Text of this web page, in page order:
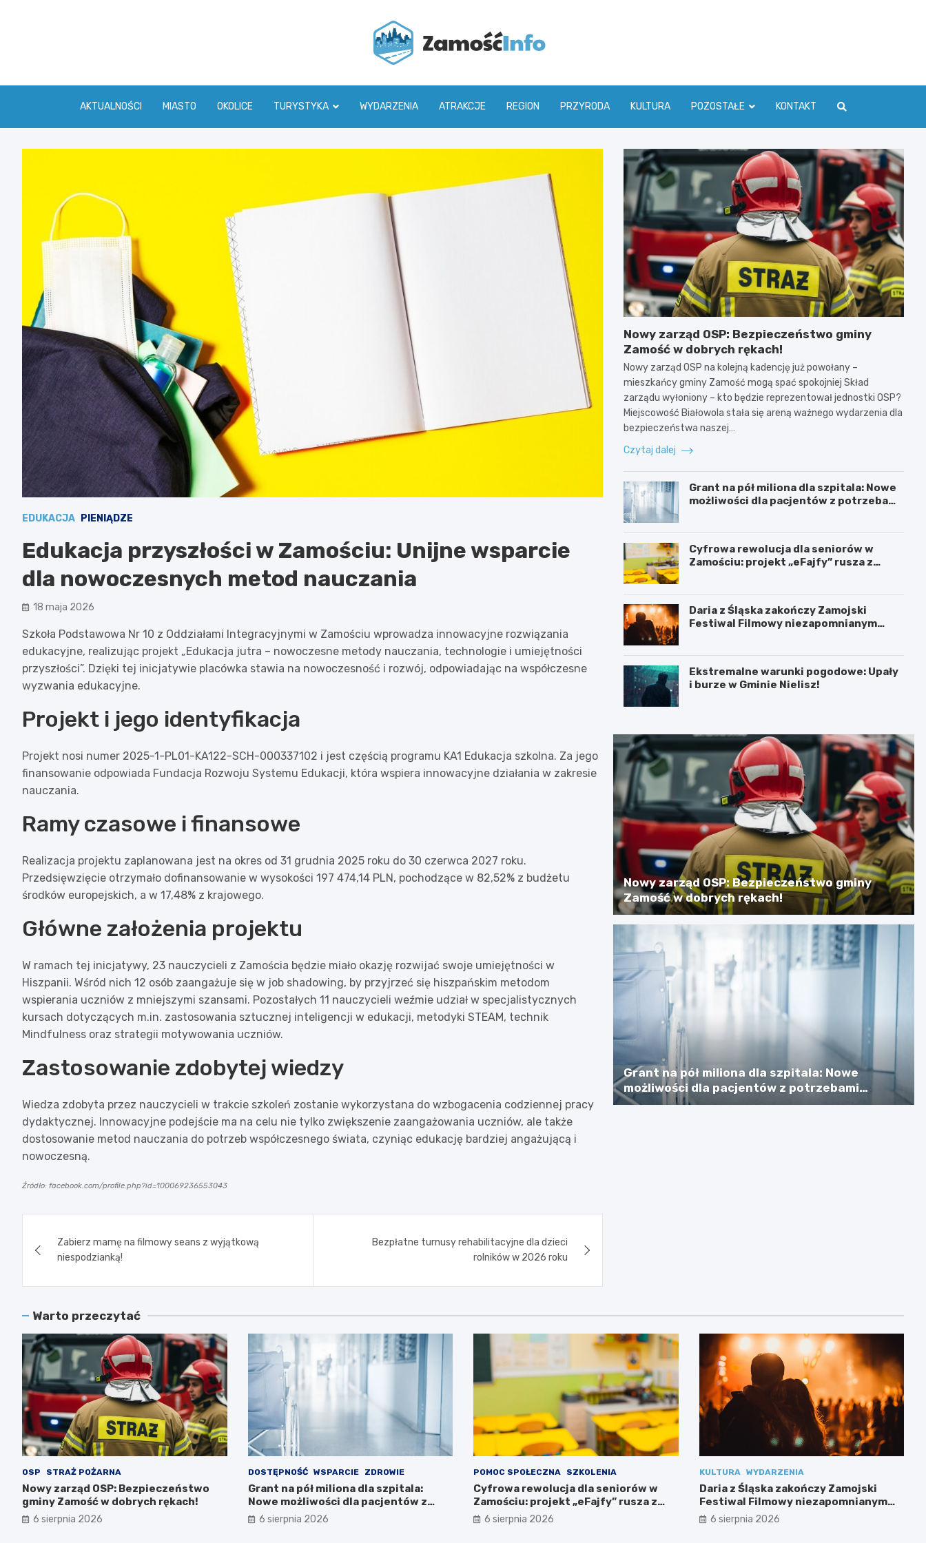
AKTUALNOŚCI MIASTO OKOLICE TURYSTYKA WYDARZENIA ATRAKCJE REGION PRZYRODA KULTURA POZOSTAŁE KONTAKT
EDUKACJA PIENIĄDZE
Edukacja przyszłości w Zamościu: Unijne wsparcie
dla nowoczesnych metod nauczania
18 maja 2026
Szkoła Podstawowa Nr 10 z Oddziałami Integracyjnymi w Zamościu wprowadza innowacyjne rozwiązania
edukacyjne, realizując projekt „Edukacja jutra – nowoczesne metody nauczania, technologie i umiejętności
przyszłości”. Dzięki tej inicjatywie placówka stawia na nowoczesność i rozwój, odpowiadając na współczesne
wyzwania edukacyjne.
Projekt i jego identyfikacja
Projekt nosi numer 2025-1-PL01-KA122-SCH-000337102 i jest częścią programu KA1 Edukacja szkolna. Za jego
finansowanie odpowiada Fundacja Rozwoju Systemu Edukacji, która wspiera innowacyjne działania w zakresie
nauczania.
Ramy czasowe i finansowe
Realizacja projektu zaplanowana jest na okres od 31 grudnia 2025 roku do 30 czerwca 2027 roku.
Przedsięwzięcie otrzymało dofinansowanie w wysokości 197 474,14 PLN, pochodzące w 82,52% z budżetu
środków europejskich, a w 17,48% z krajowego.
Główne założenia projektu
W ramach tej inicjatywy, 23 nauczycieli z Zamościa będzie miało okazję rozwijać swoje umiejętności w
Hiszpanii. Wśród nich 12 osób zaangażuje się w job shadowing, by przyjrzeć się hiszpańskim metodom
wspierania uczniów z mniejszymi szansami. Pozostałych 11 nauczycieli weźmie udział w specjalistycznych
kursach dotyczących m.in. zastosowania sztucznej inteligencji w edukacji, metodyki STEAM, technik
Mindfulness oraz strategii motywowania uczniów.
Zastosowanie zdobytej wiedzy
Wiedza zdobyta przez nauczycieli w trakcie szkoleń zostanie wykorzystana do wzbogacenia codziennej pracy
dydaktycznej. Innowacyjne podejście ma na celu nie tylko zwiększenie zaangażowania uczniów, ale także
dostosowanie metod nauczania do potrzeb współczesnego świata, czyniąc edukację bardziej angażującą i
nowoczesną.
Źródło: facebook.com/profile.php?id=100069236553043
wpisu
Zabierz mamę na filmowy seans z wyjątkową
niespodzianką!
Bezpłatne turnusy rehabilitacyjne dla dzieci
rolników w 2026 roku
Nowy zarząd OSP: Bezpieczeństwo gminy
Zamość w dobrych rękach!
Nowy zarząd OSP na kolejną kadencję już powołany –
mieszkańcy gminy Zamość mogą spać spokojniej Skład
zarządu wyłoniony – kto będzie reprezentował jednostki OSP?
Miejscowość Białowola stała się areną ważnego wydarzenia dla
bezpieczeństwa naszej…
Czytaj dalej
Grant na pół miliona dla szpitala: Nowe
możliwości dla pacjentów z potrzebami
Cyfrowa rewolucja dla seniorów w
Zamościu: projekt „eFajfy” rusza z
Daria z Śląska zakończy Zamojski
Festiwal Filmowy niezapomnianym
Ekstremalne warunki pogodowe: Upały
i burze w Gminie Nielisz!
Nowy zarząd OSP: Bezpieczeństwo gminy
Zamość w dobrych rękach!
Grant na pół miliona dla szpitala: Nowe
możliwości dla pacjentów z potrzebami
specjalnymi
Warto przeczytać
OSP STRAŻ POŻARNA
Nowy zarząd OSP: Bezpieczeństwo
gminy Zamość w dobrych rękach!
6 sierpnia 2026
DOSTĘPNOŚĆ WSPARCIE ZDROWIE
Grant na pół miliona dla szpitala:
Nowe możliwości dla pacjentów z
potrzebami specjalnymi
6 sierpnia 2026
POMOC SPOŁECZNA SZKOLENIA
Cyfrowa rewolucja dla seniorów w
Zamościu: projekt „eFajfy” rusza z
bezpłatnymi szkoleniami!
6 sierpnia 2026
KULTURA WYDARZENIA
Daria z Śląska zakończy Zamojski
Festiwal Filmowy niezapomnianym
koncertem
6 sierpnia 2026